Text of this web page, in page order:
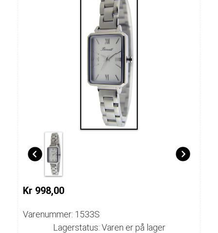
Kr 998,00
Varenummer: 1533S
Lagerstatus: Varen er på lager